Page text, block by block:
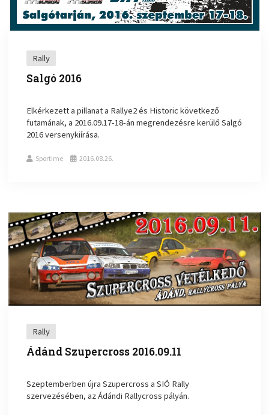
Rally
Salgó 2016
Elkérkezett a pillanat a Rallye2 és Historic következő
futamának, a 2016.09.17-18-án megrendezésre kerülő Salgó
2016 versenykiírása.
Sportime 2016.08.26.
Rally
Ádánd Szupercross 2016.09.11
Szeptemberben újra Szupercross a SIÓ Rally
szervezésében, az Ádándi Rallycross pályán.